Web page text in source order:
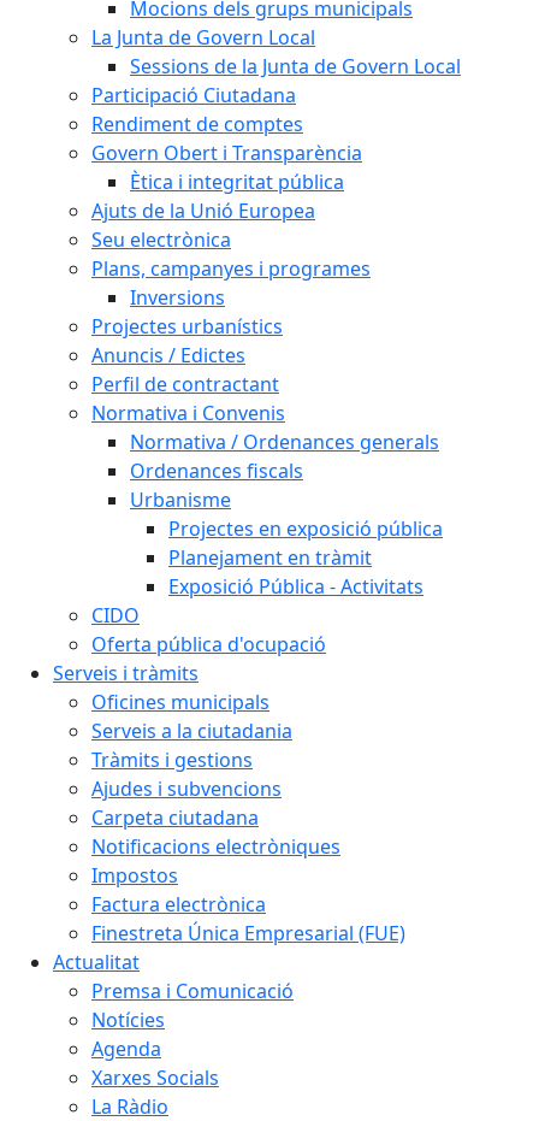
Mocions dels grups municipals
La Junta de Govern Local
Sessions de la Junta de Govern Local
Participació Ciutadana
Rendiment de comptes
Govern Obert i Transparència
Ètica i integritat pública
Ajuts de la Unió Europea
Seu electrònica
Plans, campanyes i programes
Inversions
Projectes urbanístics
Anuncis / Edictes
Perfil de contractant
Normativa i Convenis
Normativa / Ordenances generals
Ordenances fiscals
Urbanisme
Projectes en exposició pública
Planejament en tràmit
Exposició Pública - Activitats
CIDO
Oferta pública d'ocupació
Serveis i tràmits
Oficines municipals
Serveis a la ciutadania
Tràmits i gestions
Ajudes i subvencions
Carpeta ciutadana
Notificacions electròniques
Impostos
Factura electrònica
Finestreta Única Empresarial (FUE)
Actualitat
Premsa i Comunicació
Notícies
Agenda
Xarxes Socials
La Ràdio